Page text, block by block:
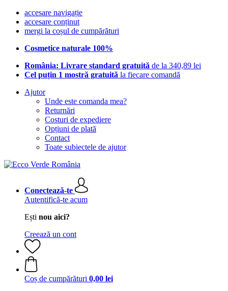
accesare navigație
accesare conținut
mergi la coșul de cumpărături
Cosmetice naturale 100%
România: Livrare standard gratuită de la 340,89 lei
Cel puțin 1 mostră gratuită la fiecare comandă
Ajutor
Unde este comanda mea?
Returnări
Costuri de expediere
Opțiuni de plată
Contact
Toate subiectele de ajutor
Conectează-te
Autentifică-te acum
Ești nou aici?
Creează un cont
Coș de cumpărături 0,00 lei